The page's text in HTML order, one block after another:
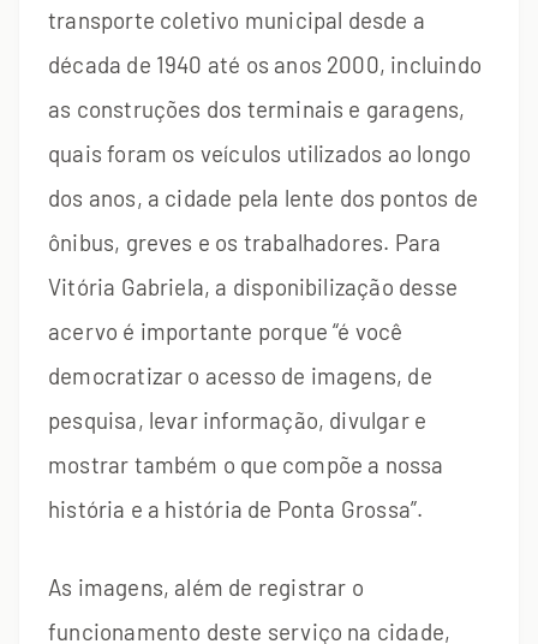
transporte coletivo municipal desde a
década de 1940 até os anos 2000, incluindo
as construções dos terminais e garagens,
quais foram os veículos utilizados ao longo
dos anos, a cidade pela lente dos pontos de
ônibus, greves e os trabalhadores. Para
Vitória Gabriela, a disponibilização desse
acervo é importante porque “é você
democratizar o acesso de imagens, de
pesquisa, levar informação, divulgar e
mostrar também o que compõe a nossa
história e a história de Ponta Grossa”.
As imagens, além de registrar o
funcionamento deste serviço na cidade,